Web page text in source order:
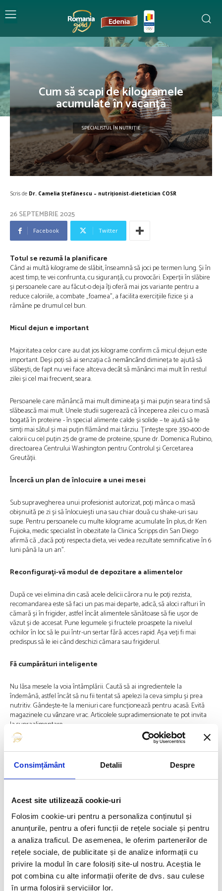
Consimțământ Detalii Despre
Acest site utilizează cookie-uri
Folosim cookie-uri pentru a personaliza conținutul și
anunțurile, pentru a oferi funcții de rețele sociale și pentru
a analiza traficul. De asemenea, le oferim partenerilor de
rețele sociale, de publicitate și de analize informații cu
privire la modul în care folosiți site-ul nostru. Aceștia le
pot combina cu alte informații oferite de dvs. sau culese
în urma folosirii serviciilor lor.
Cum să scapi de kilogramele
acumulate ȋn vacanță
SPECIALISTUL ÎN NUTRIȚIE
Scris de Dr. Camelia Ștefănescu – nutriţionist-dietetician COSR
26 SEPTEMBRIE 2025
Facebook Twitter
Totul se rezumă la planificare
Când ai multă kilograme de slăbit, înseamnă să joci pe termen lung. Și în
acest timp, te vei confrunta, cu siguranță, cu provocări. Experții în slăbire
și persoanele care au făcut-o deja îți oferă mai jos variante pentru a
reduce caloriile, a combate „foamea”, a facilita exercițiile fizice și a
rămâne pe drumul cel bun.
Micul dejun e important
Majoritatea celor care au dat jos kilograme confirm că micul dejun este
important. Deși poți să ai senzația că nemȃncȃnd dimineța te ajută să
slăbești, de fapt nu vei face altceva decȃt să mănȃnci mai mult ȋn restul
zilei și cel mai frecvent, seara.
Persoanele care mănâncă mai mult dimineața și mai puțin seara tind să
slăbească mai mult. Unele studii sugerează că începerea zilei cu o masă
bogată în proteine ​​- în special alimente calde și solide – te ajută să te
simți mai sătul și mai puțin flămând mai târziu. Țintește spre 350-400 de
calorii cu cel puțin 25 de grame de proteine, spune dr. Domenica Rubino,
directoarea Centrului Washington pentru Controlul și Cercetarea
Greutății.
Încercă un plan de înlocuire a unei mesei
Sub supravegherea unui profesionist autorizat, poți mânca o masă
obișnuită pe zi și să înlocuiești una sau chiar două cu shake-uri sau
supe. Pentru persoanele cu multe kilograme acumulate ȋn plus, dr Ken
Fujioka, medic specialist în obezitate la Clinica Scripps din San Diego
afirmă că „dacă poți respecta dieta, vei vedea rezultate semnificative în 6
luni până la un an”.
Reconfigurați-vă modul de depozitare a alimentelor
După ce vei elimina din casă acele delicii cărora nu le poți rezista,
recomandarea este să faci un pas mai departe, adică, să aloci rafturi în
cămară și în frigider, astfel încât alimentele sănătoase să fie ușor de
văzut și de accesat. Pune legumele și fructele proaspete la nivelul
ochilor în loc să le pui într-un sertar fără acces rapid. Așa veți fi mai
predispus să le iei când deschizi cămara sau frigiderul.
Fă cumpărături inteligente
Nu lăsa mesele la voia întâmplării. Caută să ai ingredientele la
îndemână, astfel încât să nu fii tentat să apelezi la ceva simplu și prea
nutritiv. Gândește-te la meniuri care funcționează pentru acasă. Evită
magazinele cu vȃnzare vrac. Articolele supradimensionate te pot invita
la supraalimentare.
Încearcă fizioterapia – vei învăța să te reconectezi cu corpul
Un kinetoterapeut este instruit să lucreze cu persoane care au
Terapeutul poate concepe un program adaptat nevoilor tale, pentru a-ți
ajuta la ameliorarea durerilor articulare pe care persoanele cu exces de
greutate le pot avea.
Antrenează-ți mușchii
Poate că nu îți dai seama, dar pe măsură ce pierzi grăsime corporală, vrei
să-ți păstrezi mușchii. Ei ard grăsimi și glucoză, dar dacă nu îi folosești, îi